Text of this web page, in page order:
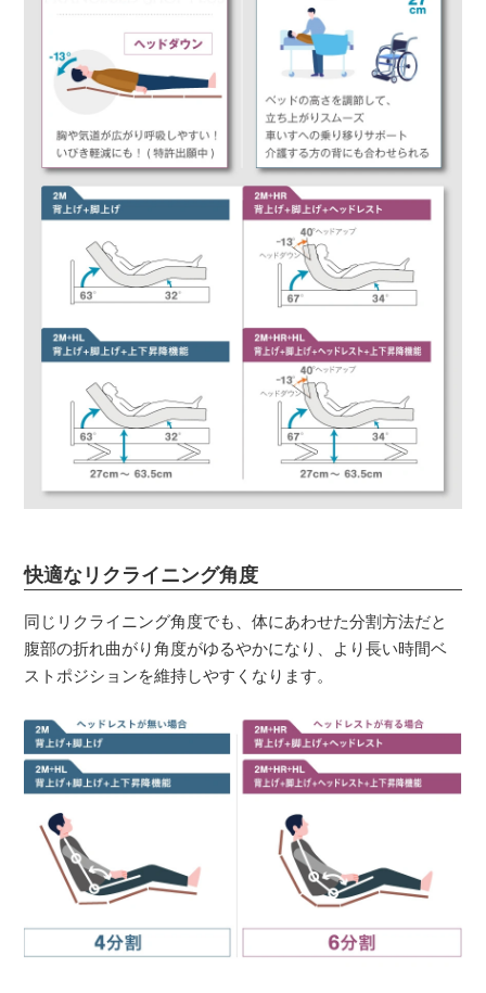
快適なリクライニング角度
同じリクライニング角度でも、体にあわせた分割方法だと
腹部の折れ曲がり角度がゆるやかになり、より長い時間ベ
ストポジションを維持しやすくなります。